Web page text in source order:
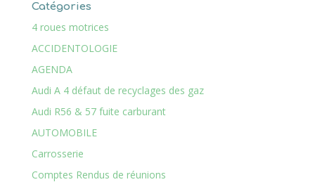
Catégories
4 roues motrices
ACCIDENTOLOGIE
AGENDA
Audi A 4 défaut de recyclages des gaz
Audi R56 & 57 fuite carburant
AUTOMOBILE
Carrosserie
Comptes Rendus de réunions